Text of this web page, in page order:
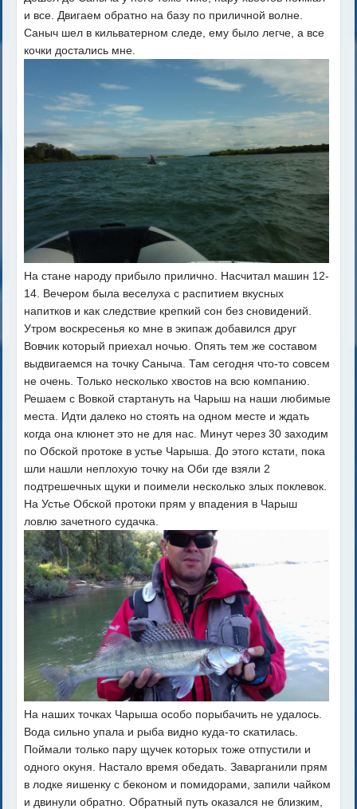
и все. Двигаем обратно на базу по приличной волне.
Саныч шел в кильватерном следе, ему было легче, а все
кочки достались мне.
На стане народу прибыло прилично. Насчитал машин 12-
14. Вечером была веселуха с распитием вкусных
напитков и как следствие крепкий сон без сновидений.
Утром воскресенья ко мне в экипаж добавился друг
Вовчик который приехал ночью. Опять тем же составом
выдвигаемся на точку Саныча. Там сегодня что-то совсем
не очень. Только несколько хвостов на всю компанию.
Решаем с Вовкой стартануть на Чарыш на наши любимые
места. Идти далеко но стоять на одном месте и ждать
когда она клюнет это не для нас. Минут через 30 заходим
по Обской протоке в устье Чарыша. До этого кстати, пока
шли нашли неплохую точку на Оби где взяли 2
подтрешечных щуки и поимели несколько злых поклевок.
На Устье Обской протоки прям у впадения в Чарыш
ловлю зачетного судачка.
На наших точках Чарыша особо порыбачить не удалось.
Вода сильно упала и рыба видно куда-то скатилась.
Поймали только пару щучек которых тоже отпустили и
одного окуня. Настало время обедать. Заварганили прям
в лодке яишенку с беконом и помидорами, запили чайком
и двинули обратно. Обратный путь оказался не близким,